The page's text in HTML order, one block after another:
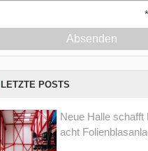
*
Absenden
LETZTE POSTS
Neue Halle schafft
acht